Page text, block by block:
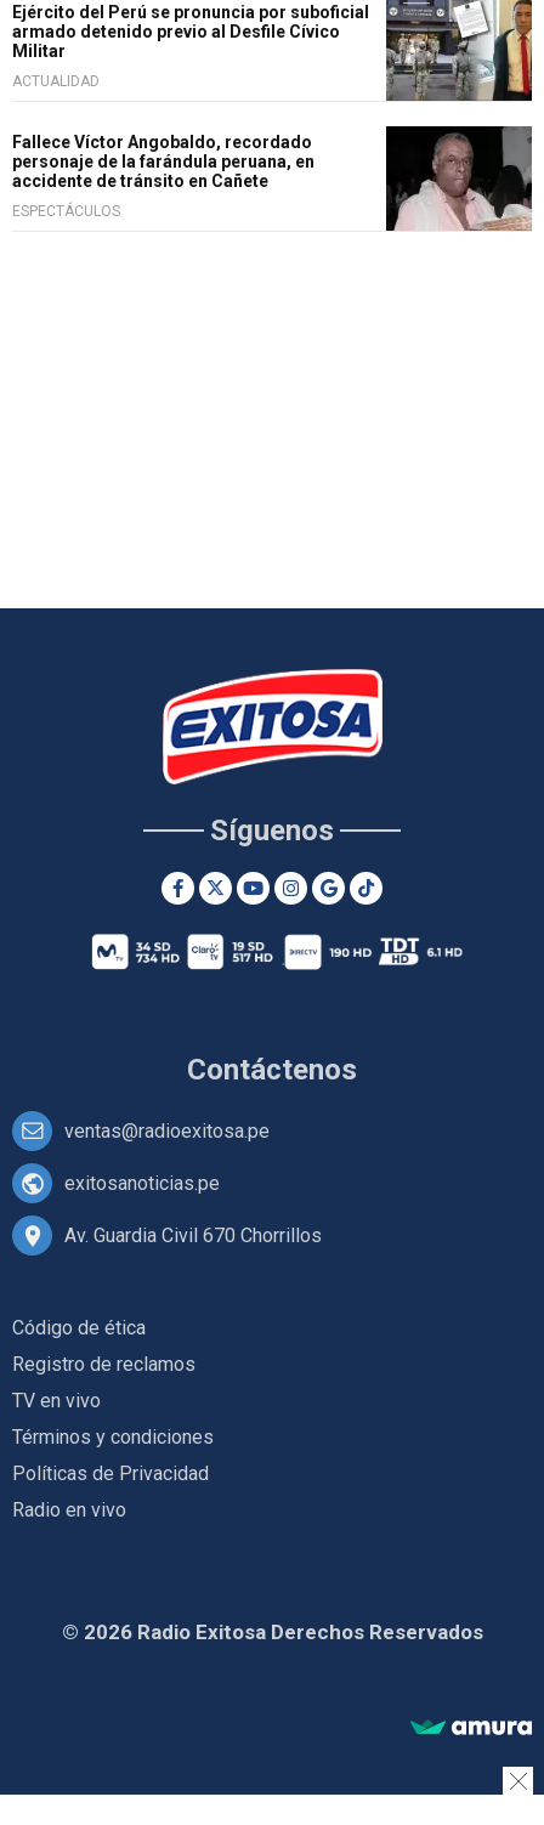
Ejército del Perú se pronuncia por suboficial
armado detenido previo al Desfile Cívico
Militar
ACTUALIDAD
Fallece Víctor Angobaldo, recordado
personaje de la farándula peruana, en
accidente de tránsito en Cañete
ESPECTÁCULOS
Contáctenos
ventas@radioexitosa.pe
exitosanoticias.pe
Av. Guardia Civil 670 Chorrillos
Síguenos
Código de ética
Registro de reclamos
TV en vivo
Términos y condiciones
Políticas de Privacidad
Radio en vivo
© 2026 Radio Exitosa Derechos Reservados